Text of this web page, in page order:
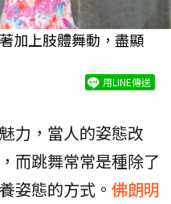
加上肢體舞動，盡顯
用LINE傳送
力，當人的姿態改
而跳舞常常是種除了
姿態的方式。 佛朗明